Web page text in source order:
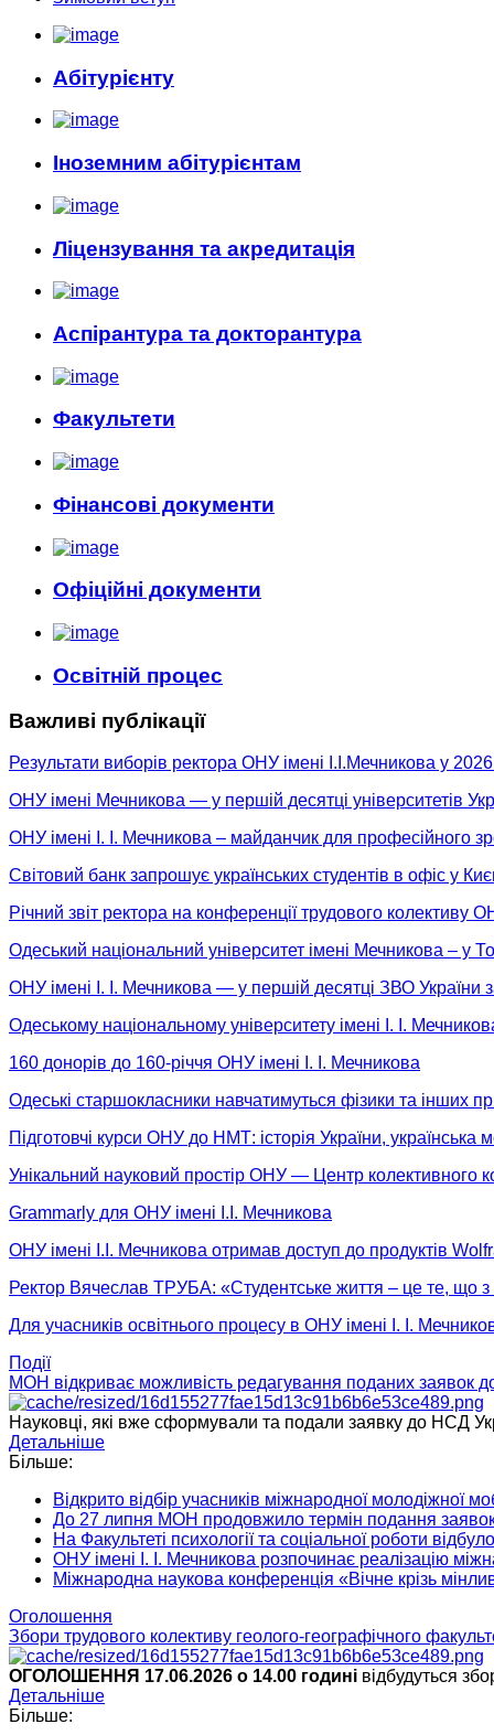
Абітурієнту
Іноземним абітурієнтам
Ліцензування та акредитація
Аспірантура та докторантура
Факультети
Фінансові документи
Офіційні документи
Освітній процес
Важливі публікації
Результати виборів ректора ОНУ імені І.І.Мечникова у
ОНУ імені Мечникова — у першій десятці університетів
ОНУ імені І. І. Мечникова – майданчик для професійного
Світовий банк запрошує українських студентів в офіс у
Річний звіт ректора на конференції трудового колективу
Одеський національний університет імені Мечникова – у
ОНУ імені І. І. Мечникова — у першій десятці ЗВО
Одеському національному університету імені І. І.
160 донорів до 160-річчя ОНУ імені І. І. Мечникова
Одеські старшокласники навчатимуться фізики та інших
Підготовчі курси ОНУ до НМТ: історія України,
Унікальний науковий простір ОНУ — Центр
Grammarly для ОНУ імені І.І. Мечникова
ОНУ імені І.І. Мечникова отримав доступ до продуктів
Ректор Вячеслав ТРУБА: «Студентське життя – це те, що
Для учасників освітнього процесу в ОНУ імені І. І.
Події
МОН відкриває можливість редагування поданих заявок
Науковці, які вже сформували та подали заявку до НСД
Детальніше
Більше:
Відкрито відбір учасників міжнародної
До 27 липня МОН продовжило термін подання заявок
На Факультеті психології та соціальної роботи
ОНУ імені І. І. Мечникова розпочинає реалізацію
Міжнародна наукова конференція «Вічне крізь
Оголошення
Збори трудового колективу геолого-географічного
ОГОЛОШЕННЯ 17.06.2026 о 14.00 годині відбудуться
Детальніше
Більше: